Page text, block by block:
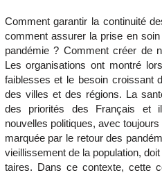
Comment garantir la continuité
comment assurer la prise en
pandémie ? Comment créer de
Les organisations ont montré
faiblesses et le besoin croissant
des villes et des régions. La
des priorités des Français et
nouvelles politiques, avec
marquée par le retour des
vieillissement de la population,
taires. Dans ce contexte, cette